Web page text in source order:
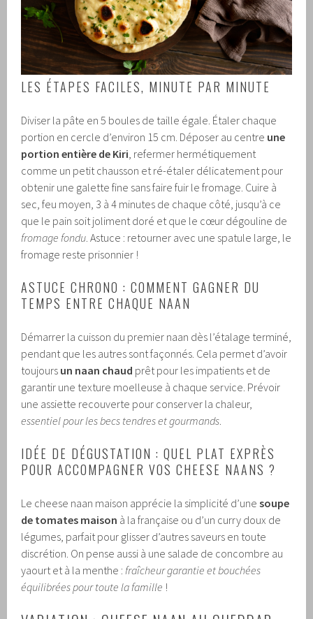
LES ÉTAPES FACILES, MINUTE PAR MINUTE
Diviser la pâte en 5 boules de taille égale. Étaler chaque
portion en cercle d’environ 15 cm. Déposer au centre une
portion entière de Kiri, refermer hermétiquement
comme un petit chausson et ré-étaler délicatement pour
obtenir une galette fine sans faire fuir le fromage. Cuire à
sec, feu moyen, 3 à 4 minutes de chaque côté, jusqu’à ce
que le pain soit joliment doré et que le cœur dégouline de
fromage fondu. Astuce : retourner avec une spatule large, le
fromage reste prisonnier !
ASTUCE CHRONO : COMMENT GAGNER DU
TEMPS ENTRE CHAQUE NAAN
Démarrer la cuisson du premier naan dès l’étalage terminé,
pendant que les autres sont façonnés. Cela permet d’avoir
toujours un naan chaud prêt pour les impatients et de
garantir une texture moelleuse à chaque service. Prévoir
une assiette recouverte pour conserver la chaleur,
essentiel pour les becs tendres et gourmands.
IDÉE DE DÉGUSTATION : QUEL PLAT EXPRÈS
POUR ACCOMPAGNER VOS CHEESE NAANS ?
Le cheese naan maison apprécie la simplicité d’unesoupe
de tomates maison à la française ou d’un curry doux de
légumes, parfait pour glisser d’autres saveurs en toute
discrétion. On pense aussi à une salade de concombre au
yaourt et à la menthe :fraîcheur garantie et bouchées
équilibrées pour toute la famille !